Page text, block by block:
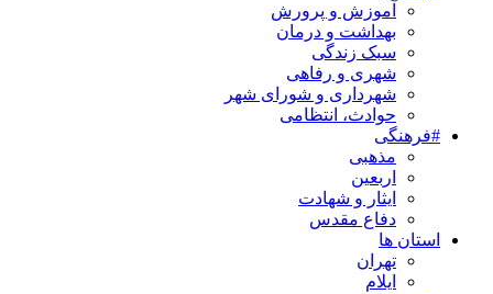
آموزش و پرورش
بهداشت و درمان
سبک زندگی
شهری و رفاهی
شهرداری و شورای شهر
حوادث، انتظامی
#فرهنگی
مذهبی
اربعین
ایثار و شهادت
دفاع مقدس
استان ها
تهران
ایلام